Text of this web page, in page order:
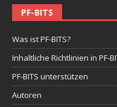
PF-BITS
Was ist PF-BITS?
Inhaltliche Richtlinien in PF-
PF-BITS unterstützen
Autoren